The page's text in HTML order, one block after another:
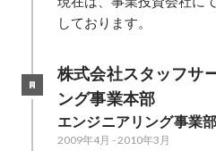
しております。
株式会社スタッフサ
ング事業本部
エンジニアリング事業部
2009年4月 -2010年3月